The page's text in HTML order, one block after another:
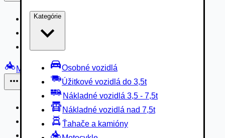
Kategórie
Osobné vozidlá
Úžitkové vozidlá do 3,5t
Nákladné vozidlá 3,5 - 7,5t
Nákladné vozidlá nad 7,5t
Ťahače a kamióny
Nákladné vozidlá 3,5 - 7,5t
Nákladné vozidlá nad 7,5t
Motocykle
Náhradné diely
Autobusy
Vodné/Snežné skútre, štvorkolky